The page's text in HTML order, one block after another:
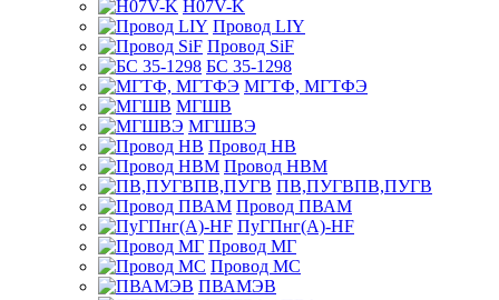
H07V-K
Провод LIY
Провод SiF
БС 35-1298
МГТФ, МГТФЭ
МГШВ
МГШВЭ
Провод НВ
Провод НВМ
ПВ,ПУГВПВ,ПУГВ
Провод ПВАМ
ПуГПнг(A)-HF
Провод МГ
Провод МС
ПВАМЭВ